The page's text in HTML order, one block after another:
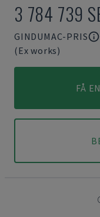
3 784 739
GINDUMAC-PRIS
(Ex works)
FÅ